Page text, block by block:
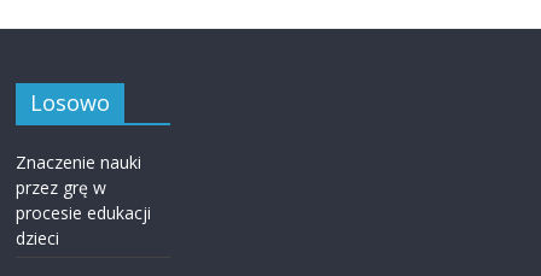
Losowo
Znaczenie nauki
przez grę w
procesie edukacji
dzieci